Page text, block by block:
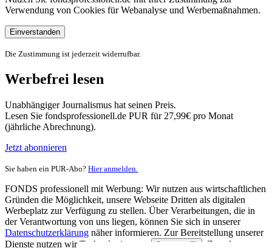
Verwendung von Cookies für Webanalyse und Werbemaßnahmen.
Einverstanden
Die Zustimmung ist jederzeit widerrufbar.
Werbefrei lesen
Unabhängiger Journalismus hat seinen Preis.
Lesen Sie fondsprofessionell.de PUR für 27,99€ pro Monat
(jährliche Abrechnung).
Jetzt abonnieren
Sie haben ein PUR-Abo? Hier anmelden.
FONDS professionell mit Werbung: Wir nutzen aus wirtschaftlichen
Gründen die Möglichkeit, unsere Webseite Dritten als digitalen
Werbeplatz zur Verfügung zu stellen. Über Verarbeitungen, die in
der Verantwortung von uns liegen, können Sie sich in unserer
Datenschutzerklärung näher informieren. Zur Bereitstellung unserer
Dienste nutzen wir Technologien von
Partnern (5)
. Zwecke: